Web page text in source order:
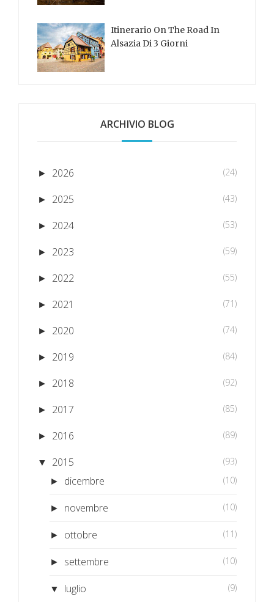
Itinerario On The Road In
Alsazia Di 3 Giorni
ARCHIVIO BLOG
► 2026 (24)
► 2025 (43)
► 2024 (53)
► 2023 (59)
► 2022 (55)
► 2021 (71)
► 2020 (74)
► 2019 (84)
► 2018 (92)
► 2017 (85)
► 2016 (89)
▼ 2015 (93)
► dicembre (10)
► novembre (10)
► ottobre (11)
► settembre (10)
▼ luglio (9)